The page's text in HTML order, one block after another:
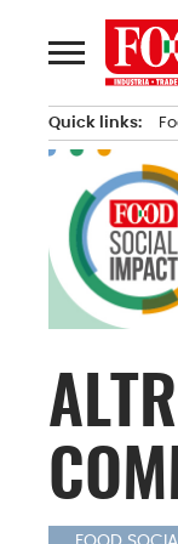
al
contenuto
Quick links: